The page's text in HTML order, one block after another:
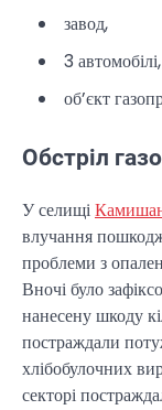
завод,
3 автомобілі,
об’єкт
Обстріл
У селищі
влучання
проблеми з
Вночі було
нанесену шкоду
постраждали
хлібобулочних
секторі